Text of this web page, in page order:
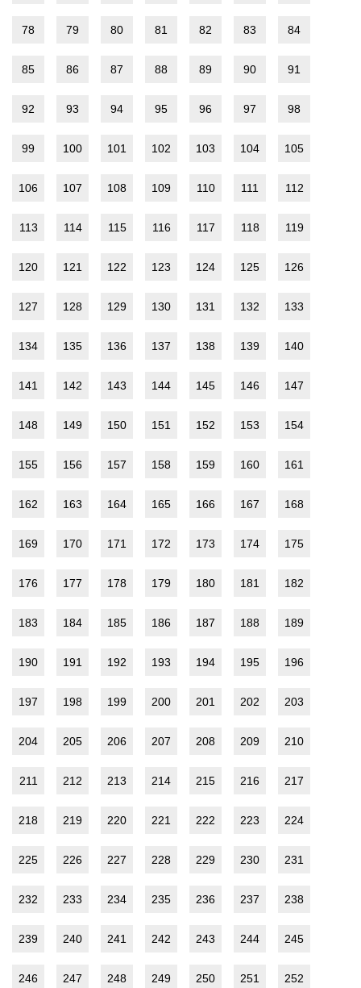
78 79 80 81 82 83 84
85 86 87 88 89 90 91
92 93 94 95 96 97 98
99 100 101 102 103 104 105
106 107 108 109 110 111 112
113 114 115 116 117 118 119
120 121 122 123 124 125 126
127 128 129 130 131 132 133
134 135 136 137 138 139 140
141 142 143 144 145 146 147
148 149 150 151 152 153 154
155 156 157 158 159 160 161
162 163 164 165 166 167 168
169 170 171 172 173 174 175
176 177 178 179 180 181 182
183 184 185 186 187 188 189
190 191 192 193 194 195 196
197 198 199 200 201 202 203
204 205 206 207 208 209 210
211 212 213 214 215 216 217
218 219 220 221 222 223 224
225 226 227 228 229 230 231
232 233 234 235 236 237 238
239 240 241 242 243 244 245
246 247 248 249 250 251 252